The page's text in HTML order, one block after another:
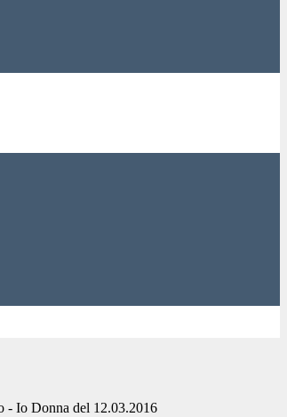
- Io Donna del 12.03.2016